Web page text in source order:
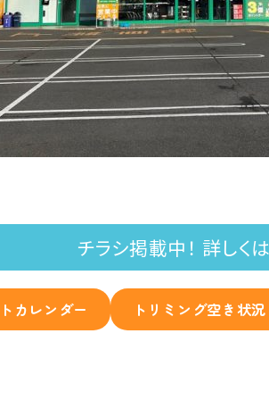
チラシ掲載中！ 詳しく
カレンダー トリミング空き状況